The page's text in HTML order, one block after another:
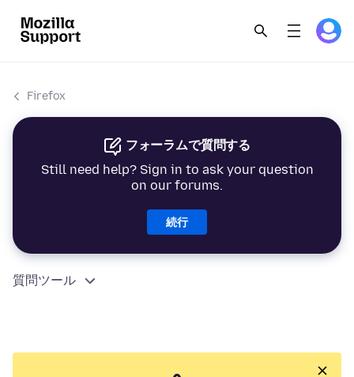
Firefox
フォーラムで質問する
Still need help? Sign in to ask your question
on our forums.
続行
質問ツール